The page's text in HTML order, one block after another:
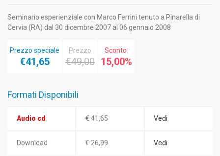
Seminario esperienziale con Marco Ferrini tenuto a Pinarella di
Cervia (RA) dal 30 dicembre 2007 al 06 gennaio 2008
Prezzo speciale
€41,65
Prezzo
€49,00
Sconto:
15,00%
Formati Disponibili
Audio cd € 41,65 Vedi
Download € 26,99 Vedi